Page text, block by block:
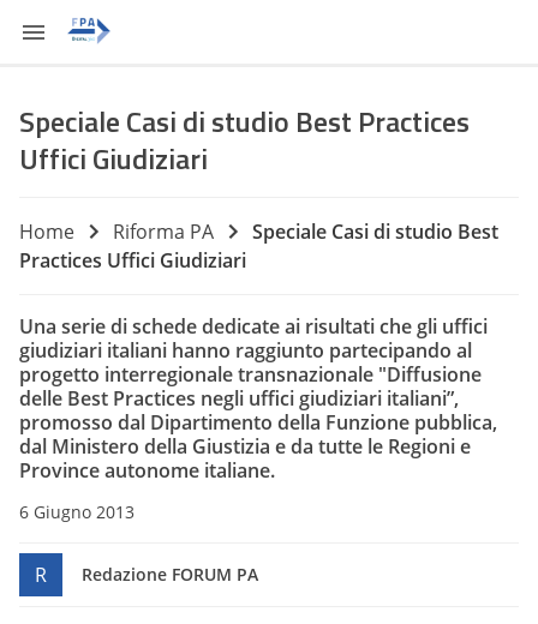
Speciale Casi di studio Best Practices
Uffici Giudiziari
Home Riforma PA
Speciale Casi di studio Best
Practices Uffici Giudiziari
Una serie di schede dedicate ai risultati che gli uffici
giudiziari italiani hanno raggiunto partecipando al
progetto interregionale transnazionale "Diffusione
delle Best Practices negli uffici giudiziari italiani”,
promosso dal Dipartimento della Funzione pubblica,
dal Ministero della Giustizia e da tutte le Regioni e
Province autonome italiane.
6 Giugno 2013
R Redazione FORUM PA